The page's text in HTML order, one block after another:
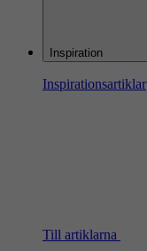
Inspiration
Inspirationsartiklar
Till artiklarna